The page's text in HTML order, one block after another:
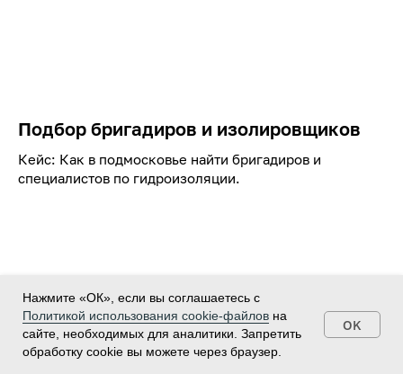
Подбор бригадиров и изолировщиков
Кейс: Как в подмосковье найти бригадиров и
специалистов по гидроизоляции.
Нажмите «ОК», если вы соглашаетесь с
Политикой использования cookie-файлов на
сайте, необходимых для аналитики. Запретить
обработку cookie вы можете через браузер.
OK